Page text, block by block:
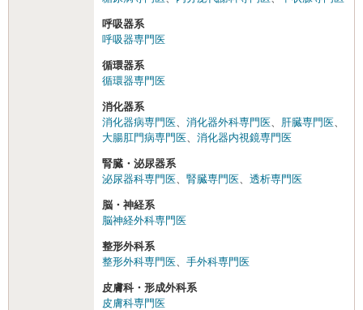
呼吸器系
呼吸器専門医
循環器系
循環器専門医
消化器系
消化器病専門医
消化器外科専門医 肝臓専門医
大腸肛門病専門医
消化器内視鏡専門医
腎臓・泌尿器系
泌尿器科専門医
腎臓専門医 透析専門医
脳・神経系
脳神経外科専門医
整形外科系
整形外科専門医
手外科専門医
皮膚科・形成外科系
皮膚科専門医